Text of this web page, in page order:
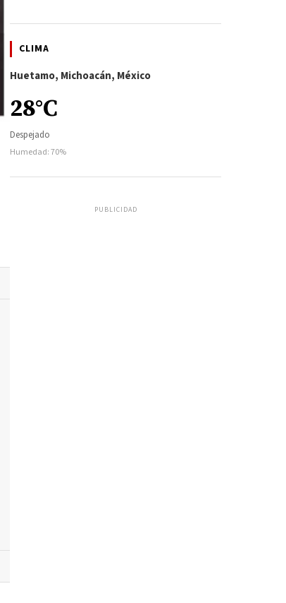
CLIMA
Huetamo, Michoacán, México
28°C
Despejado
Humedad: 70%
PUBLICIDAD